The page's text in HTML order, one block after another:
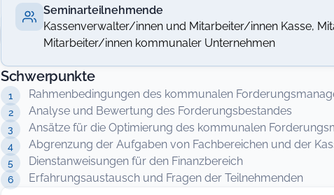
Seminarteilnehmende
Kassenverwalter/innen und Mitarbeiter/innen Kasse,
Mitarbeiter/innen kommunaler Unternehmen
Schwerpunkte
Rahmenbedingungen des kommunalen
Analyse und Bewertung des Forderungsbestandes
Ansätze für die Optimierung des kommunalen
Abgrenzung der Aufgaben von Fachbereichen und der
Dienstanweisungen für den Finanzbereich
Erfahrungsaustausch und Fragen der Teilnehmenden